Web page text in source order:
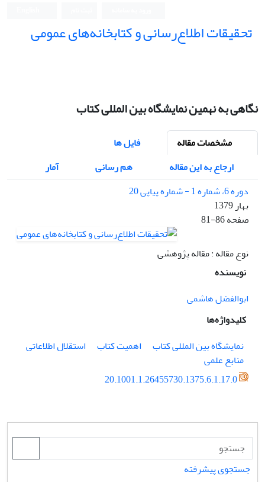
تحقیقات اطلاع‌رسانی و کتابخانه‌های عمومی
نگاهی به نهمین نمایشگاه بین المللی کتاب
مشخصات مقاله
فایل ها
ارجاع به این مقاله
هم رسانی
آمار
دوره 6، شماره 1 - شماره پیاپی 20
بهار 1379
صفحه81-86
نوع مقاله : مقاله پژوهشی
نویسنده
ابوالفضل هاشمی
کلیدواژه‌ها
نمایشگاه بین المللی کتاب
اهمیت کتاب
استقلال اطلاعاتی
منابع علمی
20.1001.1.26455730.1375.6.1.17.0
جستجوی پیشرفته